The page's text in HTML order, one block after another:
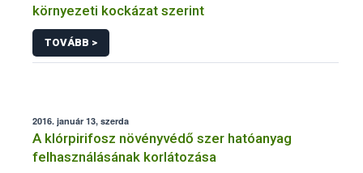
környezeti kockázat szerint
TOVÁBB >
2016. január 13, szerda
A klórpirifosz növényvédő szer hatóanyag
felhasználásának korlátozása